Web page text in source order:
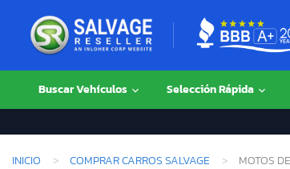
Buscar Vehículos Selección Rápida
INICIO COMPRAR CARROS SALVAGE MOTOS